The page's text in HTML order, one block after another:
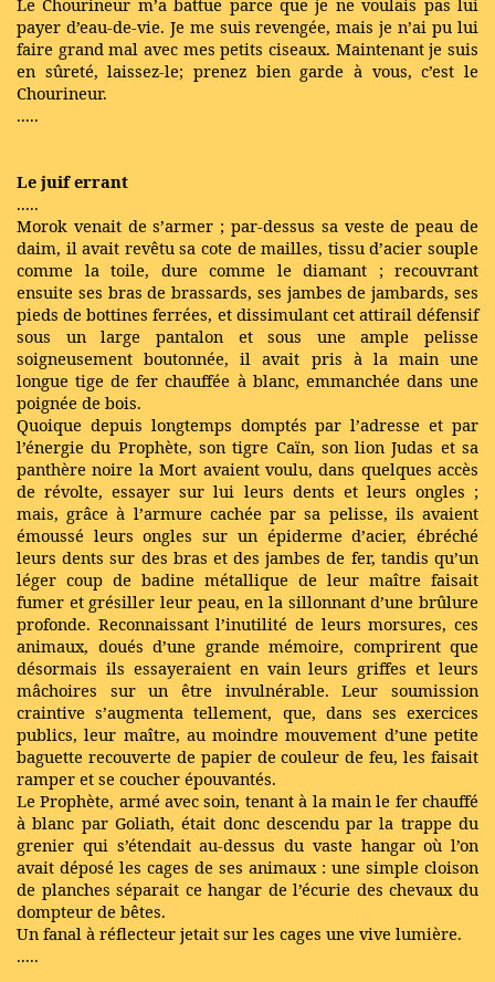
Le Chourineur m’a battue parce que je ne voulais pas lui
payer d’eau-de-vie. Je me suis revengée, mais je n’ai pu lui
faire grand mal avec mes petits ciseaux. Maintenant je suis
en sûreté, laissez-le; prenez bien garde à vous, c’est le
Chourineur.
.....
Le juif errant
.....
Morok venait de s’armer ; par-dessus sa veste de peau de
daim, il avait revêtu sa cote de mailles, tissu d’acier souple
comme la toile, dure comme le diamant ; recouvrant
ensuite ses bras de brassards, ses jambes de jambards, ses
pieds de bottines ferrées, et dissimulant cet attirail défensif
sous un large pantalon et sous une ample pelisse
soigneusement boutonnée, il avait pris à la main une
longue tige de fer chauffée à blanc, emmanchée dans une
poignée de bois.
Quoique depuis longtemps domptés par l’adresse et par
l’énergie du Prophète, son tigre Caïn, son lion Judas et sa
panthère noire la Mort avaient voulu, dans quelques accès
de révolte, essayer sur lui leurs dents et leurs ongles ;
mais, grâce à l’armure cachée par sa pelisse, ils avaient
émoussé leurs ongles sur un épiderme d’acier, ébréché
leurs dents sur des bras et des jambes de fer, tandis qu’un
léger coup de badine métallique de leur maître faisait
fumer et grésiller leur peau, en la sillonnant d’une brûlure
profonde. Reconnaissant l’inutilité de leurs morsures, ces
animaux, doués d’une grande mémoire, comprirent que
désormais ils essayeraient en vain leurs griffes et leurs
mâchoires sur un être invulnérable. Leur soumission
craintive s’augmenta tellement, que, dans ses exercices
publics, leur maître, au moindre mouvement d’une petite
baguette recouverte de papier de couleur de feu, les faisait
ramper et se coucher épouvantés.
Le Prophète, armé avec soin, tenant à la main le fer chauffé
à blanc par Goliath, était donc descendu par la trappe du
grenier qui s’étendait au-dessus du vaste hangar où l’on
avait déposé les cages de ses animaux : une simple cloison
de planches séparait ce hangar de l’écurie des chevaux du
dompteur de bêtes.
Un fanal à réflecteur jetait sur les cages une vive lumière.
.....